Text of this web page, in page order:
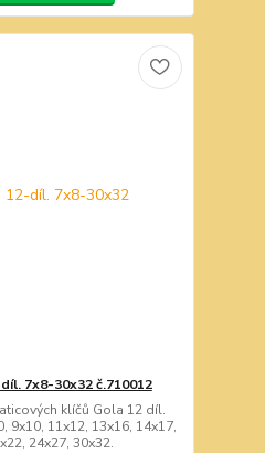
7x8-30x32 č.710012
klíčů Gola 12 díl.
9x10, 11x12, 13x16, 14x17,
24x27, 30x32.